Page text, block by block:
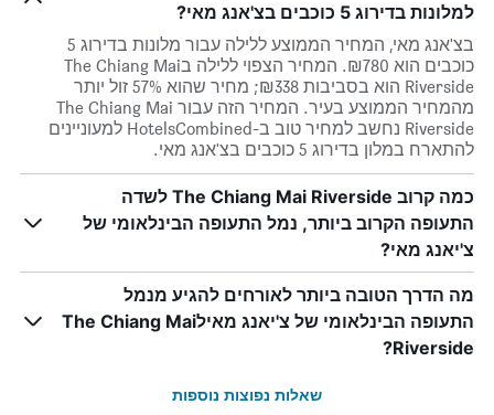
למלונות בדירוג 5 כוכבים בצ'אנג מאי?
בצ'אנג מאי, המחיר הממוצע ללילה עבור מלונות בדירוג 5
כוכבים הוא ₪780. המחיר הצפוי ללילה בThe Chiang Mai
Riverside הוא בסביבות ₪338; מחיר שהוא 57% זול יותר
מהמחיר הממוצע בעיר. המחיר הזה עבור The Chiang Mai
Riverside נחשב למחיר טוב ב-HotelsCombined למעוניינים
להתארח במלון בדירוג 5 כוכבים בצ'אנג מאי.
כמה קרוב The Chiang Mai Riverside לשדה
התעופה הקרוב ביותר, נמל התעופה הבינלאומי של
צ'יאנג מאי?
מה הדרך הטובה ביותר לאורחים להגיע מנמל
התעופה הבינלאומי של צ'יאנג מאילThe Chiang Mai
Riverside?
שאלות נפוצות נוספות